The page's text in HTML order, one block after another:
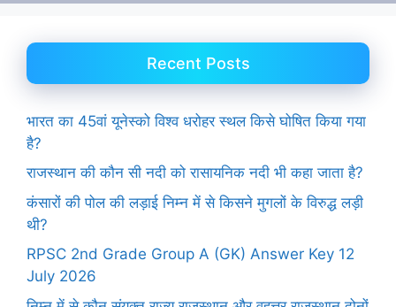
Recent Posts
भारत का 45वां यूनेस्को विश्व धरोहर स्थल किसे घोषित किया गया
है?
राजस्थान की कौन सी नदी को रासायनिक नदी भी कहा जाता है?
कंसारों की पोल की लड़ाई निम्न में से किसने मुगलों के विरुद्ध लड़ी
थी?
RPSC 2nd Grade Group A (GK) Answer Key 12
July 2026